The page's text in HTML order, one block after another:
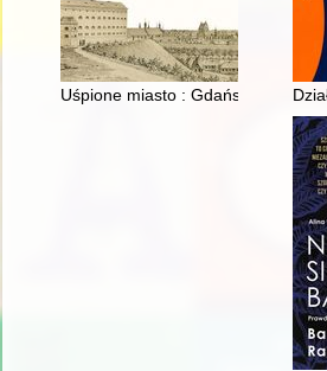
Uśpione miasto : Gdańsk i jego